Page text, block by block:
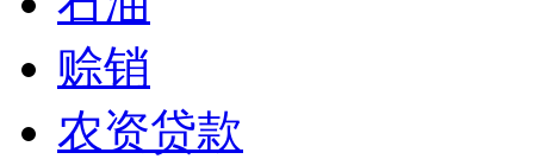
赊销
农资贷款